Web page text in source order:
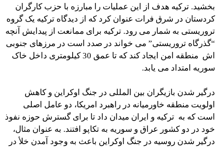
بخشید. ترکیه هدف از این عملیات را مبارزه با حزب کارگران
کردستان در شرق فرات عنوان کرد که از دیدگاه ترکیه یک گروه
تروریستی به شمار می رود. ترکیه برای ممانعت از پیدایش آنچه
“گذرگاه تروریستی” می خواند در صدد است در مرزهای جنوبی
اش منطقه امن ایجاد کند که تا عمق 30 کیلومتری داخل خاک
سوریه امتداد می یابد.
درگیر شدن بازیگران بین المللی در جنگ اوکراین و کاهش
اولویت منطقه خاورمیانه در راهبرد امریکا، دو عامل اصلی
است که به ترکیه و ایران میدان داد تا برای گسترش حوزه نفوذ
خود در دو کشور عراق و سوریه به تکاپو افتند. به عنوان مثال،
درگیر شدن روسیه در جنگ اوکراین باعث به وجود آمدن خلأ در